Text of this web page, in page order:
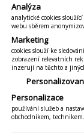
pro
zda
si umí při
kredit.
si umí při
si umí při
vytvořené
Analýza
analytické cookies
webu sběrem
Marketing
cookies slouží ke
zobrazení relevatních
inzerují na těchto a
Personalizace
používání služeb a
obchodníkem, technikem.